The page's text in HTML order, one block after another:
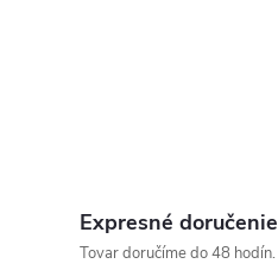
Expresné doručenie
Tovar doručíme do 48 hodín.